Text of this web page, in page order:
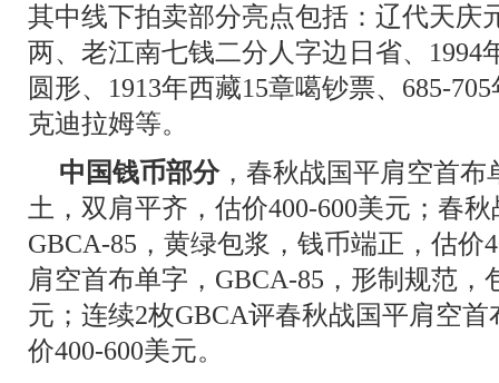
其中线下拍卖部分亮点包括：辽代天庆
两、老江南七钱二分人字边日省、1994
圆形、1913年西藏15章噶钞票、685-
克迪拉姆等。
中国钱币部分，春秋战国平肩空首布
土，双肩平齐，估价400-600美元；春
GBCA-85，黄绿包浆，钱币端正，估价
肩空首布单字，GBCA-85，形制规范，
元；连续2枚GBCA评春秋战国平肩空
价400-600美元。